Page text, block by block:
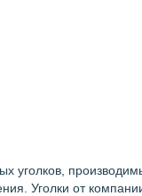
уголков,
Уголки от